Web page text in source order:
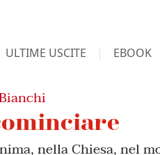
ULTIME USCITE EBOOK
nella Chiesa, nel